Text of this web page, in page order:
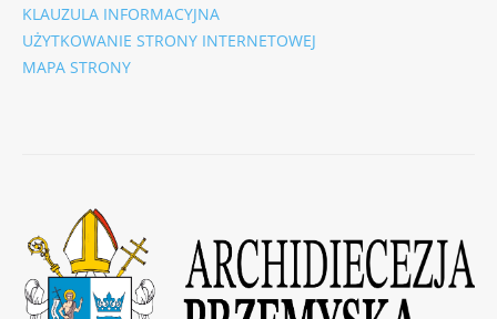
KLAUZULA INFORMACYJNA
UŻYTKOWANIE STRONY INTERNETOWEJ
MAPA STRONY